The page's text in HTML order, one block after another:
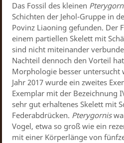
Das Fossil des kleinen
Schichten der Jehol-Gruppe in
Povinz Liaoning gefunden. Der
einem partiellen Skelett mit
sind nicht miteinander
Nachteil dennoch den Vorteil
Morphologie besser untersucht
Jahr 2017 wurde ein zweites
Exemplar mit der Bezeichnung
sehr gut erhaltenes Skelett mit
Federabdrücken. Pterygornis
Vogel, etwa so groß wie ein
mit einer Körperlänge von